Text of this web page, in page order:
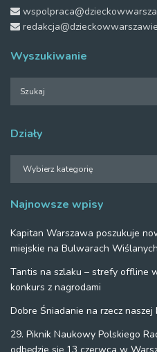
Wyszukiwanie
Działy
Najnowsze wpisy
Kapitan Warszawa poszukuje
miejskie na Bulwarach
Tantis na szlaku – strefy offline
konkurs z nagrodami
Dobre Śniadanie na rzecz naszej
29. Piknik Naukowy Polskiego